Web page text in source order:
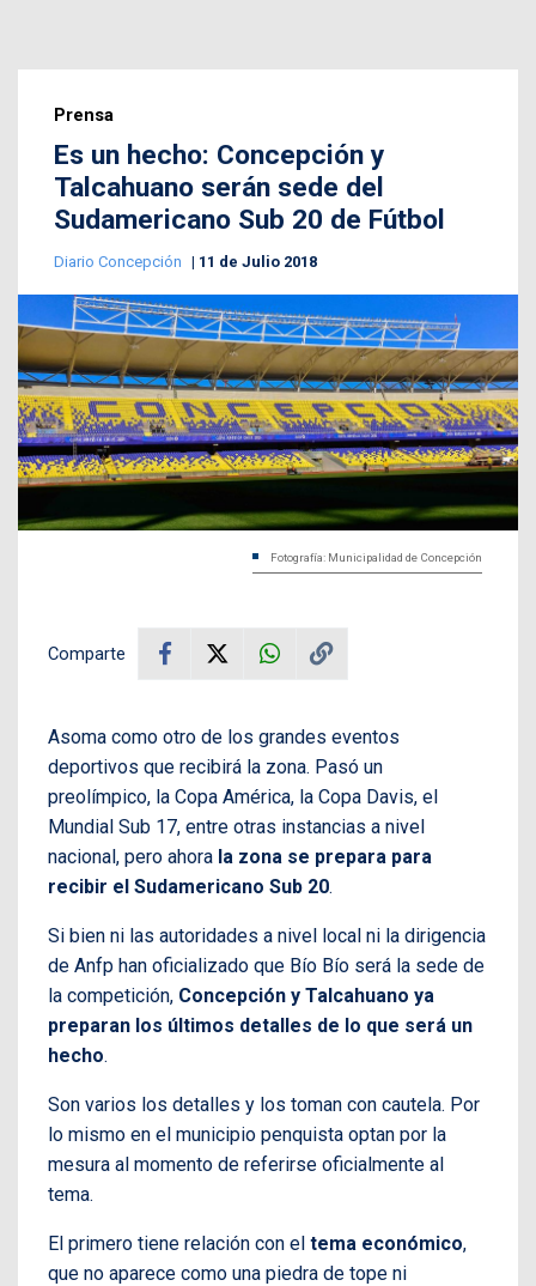
Prensa
Es un hecho: Concepción y
Talcahuano serán sede del
Sudamericano Sub 20 de Fútbol
Diario Concepción 11 de Julio 2018
Fotografía: Municipalidad de Concepción
Comparte
Asoma como otro de los grandes eventos
deportivos que recibirá la zona. Pasó un
preolímpico, la Copa América, la Copa Davis, el
Mundial Sub 17, entre otras instancias a nivel
nacional, pero ahora la zona se prepara para
recibir el Sudamericano Sub 20.
Si bien ni las autoridades a nivel local ni la dirigencia
de Anfp han oficializado que Bío Bío será la sede de
la competición, Concepción y Talcahuano ya
preparan los últimos detalles de lo que será un
hecho.
Son varios los detalles y los toman con cautela. Por
lo mismo en el municipio penquista optan por la
mesura al momento de referirse oficialmente al
tema.
El primero tiene relación con el tema económico,
que no aparece como una piedra de tope ni